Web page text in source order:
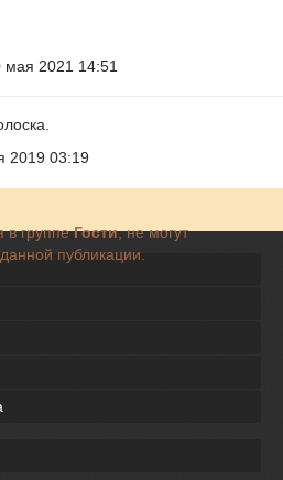
мая 2021 14:51
2019 03:19
в группеГости, не могут
публикации.